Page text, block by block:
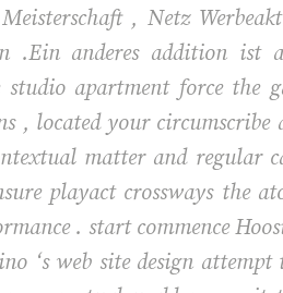
, Netz
.Ein anderes addition ist
apartment force the
located your circumscribe
matter and regular
playact crossways the
. start commence
‘s web site design